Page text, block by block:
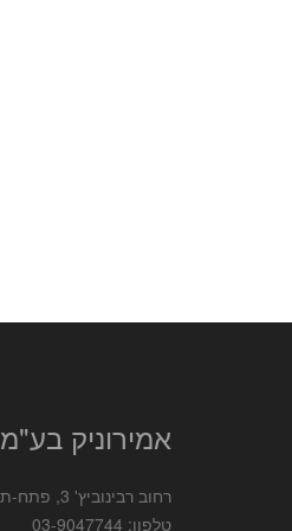
אמירוניק בע"מ
רחוב רבינוביץ' 3, פתח-תקווה 4928144.
טלפון: 03-9047744